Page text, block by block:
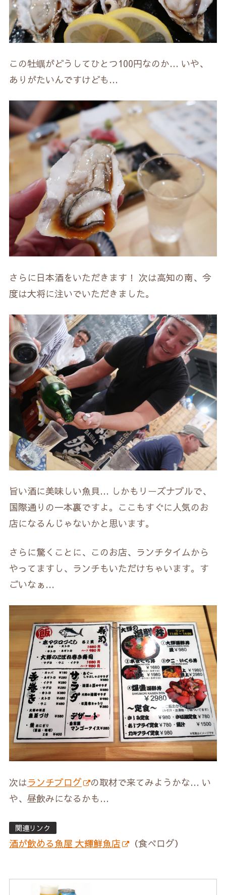
この牡蠣がどうしてひとつ100円なのか… いや、
ありがたいんですけども…
さらに日本酒をいただきます！ 次は高知の南、今
度は大将に注いでいただきました。
旨い酒に美味しい魚貝… しかもリーズナブルで、
国際通りの一本裏ですよ。ここもすぐに人気のお
店になるんじゃないかと思います。
さらに驚くことに、このお店、ランチタイムから
やってますし、ランチもいただけちゃいます。す
ごいなぁ…
次はランチブログ
の取材で来てみようかな… い
や、昼飲みになるかも…
関連リンク
酒が飲める魚屋 大輝鮮魚店 （食べログ）